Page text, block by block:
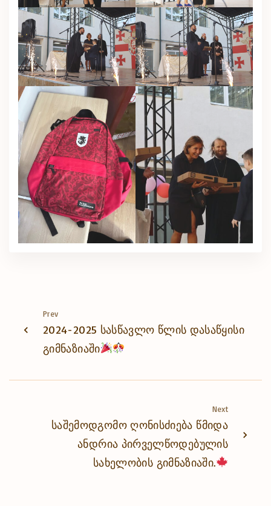
Prev
2024-2025 სასწავლო წლის დასაწყისი
გიმნაზიაში
Next
საშემოდგომო ღონისძიება წმიდა
ანდრია პირველწოდებულის
სახელობის გიმნაზიაში.